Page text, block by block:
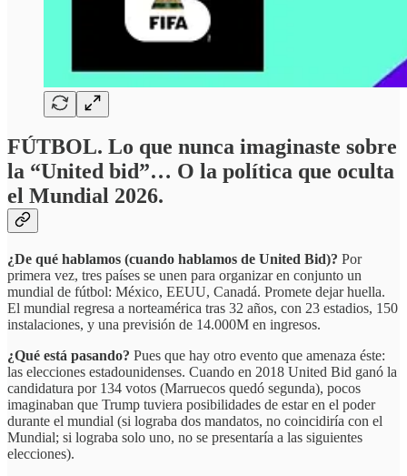
FÚTBOL. Lo que nunca imaginaste sobre
la “United bid”… O la política que oculta
el Mundial 2026.
¿De qué hablamos (cuando hablamos de United Bid)? Por
primera vez, tres países se unen para organizar en conjunto un
mundial de fútbol: México, EEUU, Canadá. Promete dejar huella.
El mundial regresa a norteamérica tras 32 años, con 23 estadios, 150
instalaciones, y una previsión de 14.000M en ingresos.
¿Qué está pasando? Pues que hay otro evento que amenaza éste:
las elecciones estadounidenses. Cuando en 2018 United Bid ganó la
candidatura por 134 votos (Marruecos quedó segunda), pocos
imaginaban que Trump tuviera posibilidades de estar en el poder
durante el mundial (si lograba dos mandatos, no coincidiría con el
Mundial; si lograba solo uno, no se presentaría a las siguientes
elecciones).